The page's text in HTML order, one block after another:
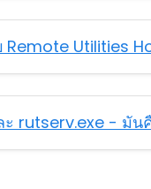
Remote Utilities
rutserv.exe - มัน